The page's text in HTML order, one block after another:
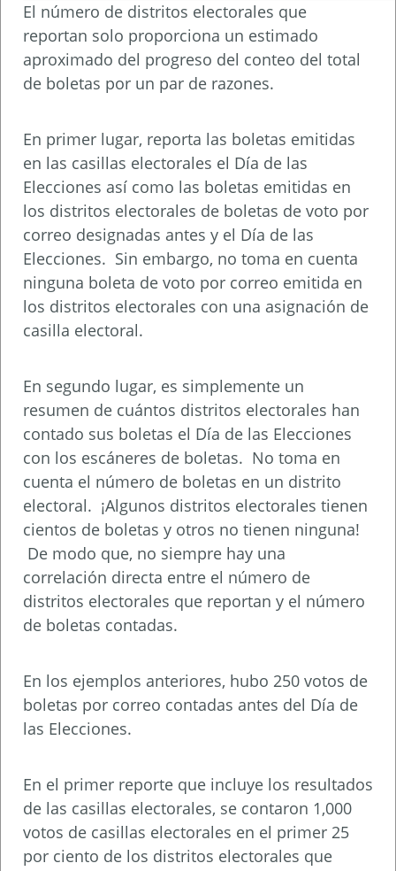
El número de distritos electorales que
reportan solo proporciona un estimado
aproximado del progreso del conteo del total
de boletas por un par de razones.
En primer lugar, reporta las boletas emitidas
en las casillas electorales el Día de las
Elecciones así como las boletas emitidas en
los distritos electorales de boletas de voto por
correo designadas antes y el Día de las
Elecciones. Sin embargo, no toma en cuenta
ninguna boleta de voto por correo emitida en
los distritos electorales con una asignación de
casilla electoral.
En segundo lugar, es simplemente un
resumen de cuántos distritos electorales han
contado sus boletas el Día de las Elecciones
con los escáneres de boletas. No toma en
cuenta el número de boletas en un distrito
electoral. ¡Algunos distritos electorales tienen
cientos de boletas y otros no tienen ninguna!
De modo que, no siempre hay una
correlación directa entre el número de
distritos electorales que reportan y el número
de boletas contadas.
En los ejemplos anteriores, hubo 250 votos de
boletas por correo contadas antes del Día de
las Elecciones.
En el primer reporte que incluye los resultados
de las casillas electorales, se contaron 1,000
votos de casillas electorales en el primer 25
por ciento de los distritos electorales que